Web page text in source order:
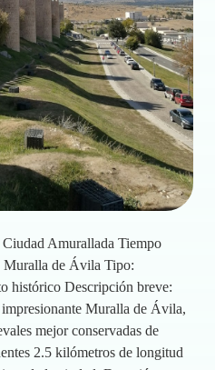
Amurallada Tiempo
Muralla de Ávila Tipo:
histórico Descripción breve:
Muralla de Ávila,
mejor conservadas de
2.5 kilómetros de longitud